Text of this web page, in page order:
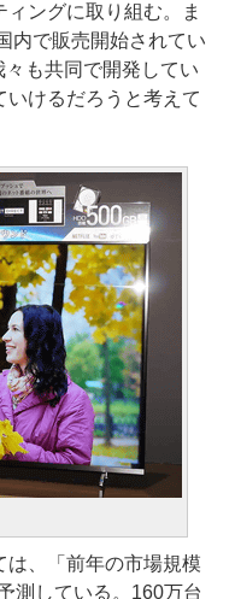
ングに取り組む。ま
内で販売開始されてい
も共同で開発してい
いけるだろうと考えて
、「前年の市場規模
測している。160万台